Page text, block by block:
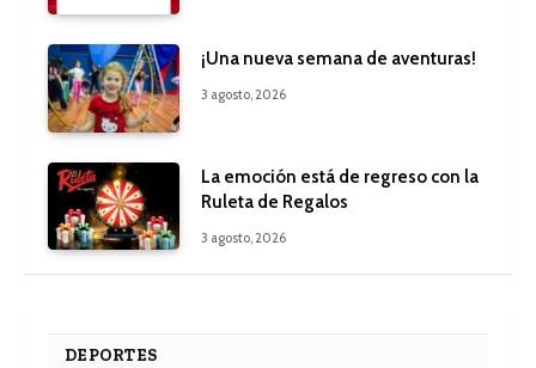
¡Una nueva semana de aventuras!
3 agosto, 2026
La emoción está de regreso con la
Ruleta de Regalos
3 agosto, 2026
DEPORTES